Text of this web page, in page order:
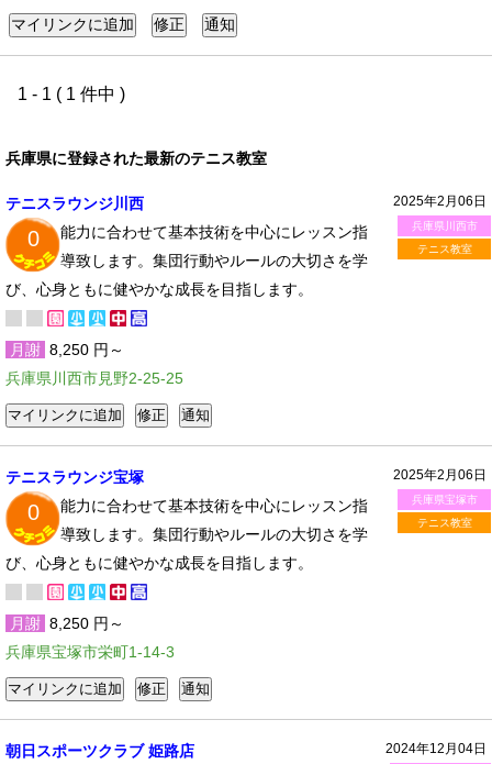
1 - 1 ( 1 件中 )
兵庫県に登録された最新のテニス教室
2025年2月06日
兵庫県川西市
テニス教室
テニスラウンジ川西
0
能力に合わせて基本技術を中心にレッスン指
導致します。集団行動やルールの大切さを学
び、心身ともに健やかな成長を目指します。
月謝 8,250 円～
兵庫県川西市見野2-25-25
2025年2月06日
兵庫県宝塚市
テニス教室
テニスラウンジ宝塚
0
能力に合わせて基本技術を中心にレッスン指
導致します。集団行動やルールの大切さを学
び、心身ともに健やかな成長を目指します。
月謝 8,250 円～
兵庫県宝塚市栄町1-14-3
2024年12月04日
朝日スポーツクラブ 姫路店